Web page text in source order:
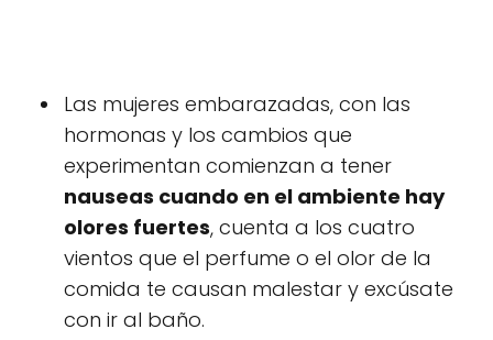
Las mujeres embarazadas, con las
hormonas y los cambios que
experimentan comienzan a tener
nauseas cuando en el ambiente hay
olores fuertes, cuenta a los cuatro
vientos que el perfume o el olor de la
comida te causan malestar y excúsate
con ir al baño.